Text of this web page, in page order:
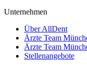
Unternehmen
Über AllDent
Ärzte Team
Ärzte Team
Stellenangebote